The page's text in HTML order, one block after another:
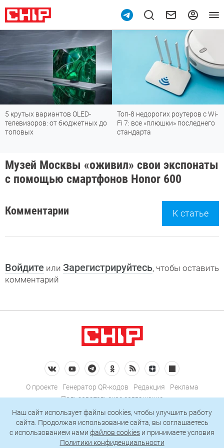
5 крутых вариантов OLED-
телевизоров: от бюджетных до
топовых
Топ-8 недорогих роутеров с Wi-
Fi 7: все «плюшки» последнего
стандарта
Музей Москвы «оживил» свои экспонаты
с помощью смартфонов Honor 600
Комментарии К статье
Войдите или Зарегистрируйтесь, чтобы оставить
комментарий
О проекте Генератор QR-кодов Редакция
Реклама
Пользовательское соглашение
Политика конфиденциальности
Подписаться на рассылку
Наш сайт использует файлы cookies, чтобы улучшить работу
сайта. Продолжая использование сайта, вы соглашаетесь
c использованием нами файлов cookies и принимаете условия
Политики конфиденциальности